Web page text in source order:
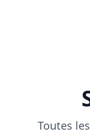
Toutes